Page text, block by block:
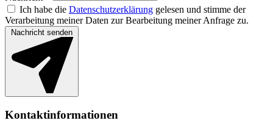
Ich habe die Datenschutzerklärung gelesen und stimme der
Verarbeitung meiner Daten zur Bearbeitung meiner Anfrage zu.
Kontaktinformationen